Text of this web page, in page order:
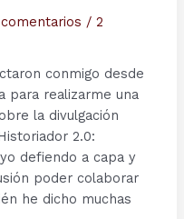
/ 2
conmigo desde
para realizarme una
la divulgación
2.0:
defiendo a capa y
poder colaborar
he dicho muchas